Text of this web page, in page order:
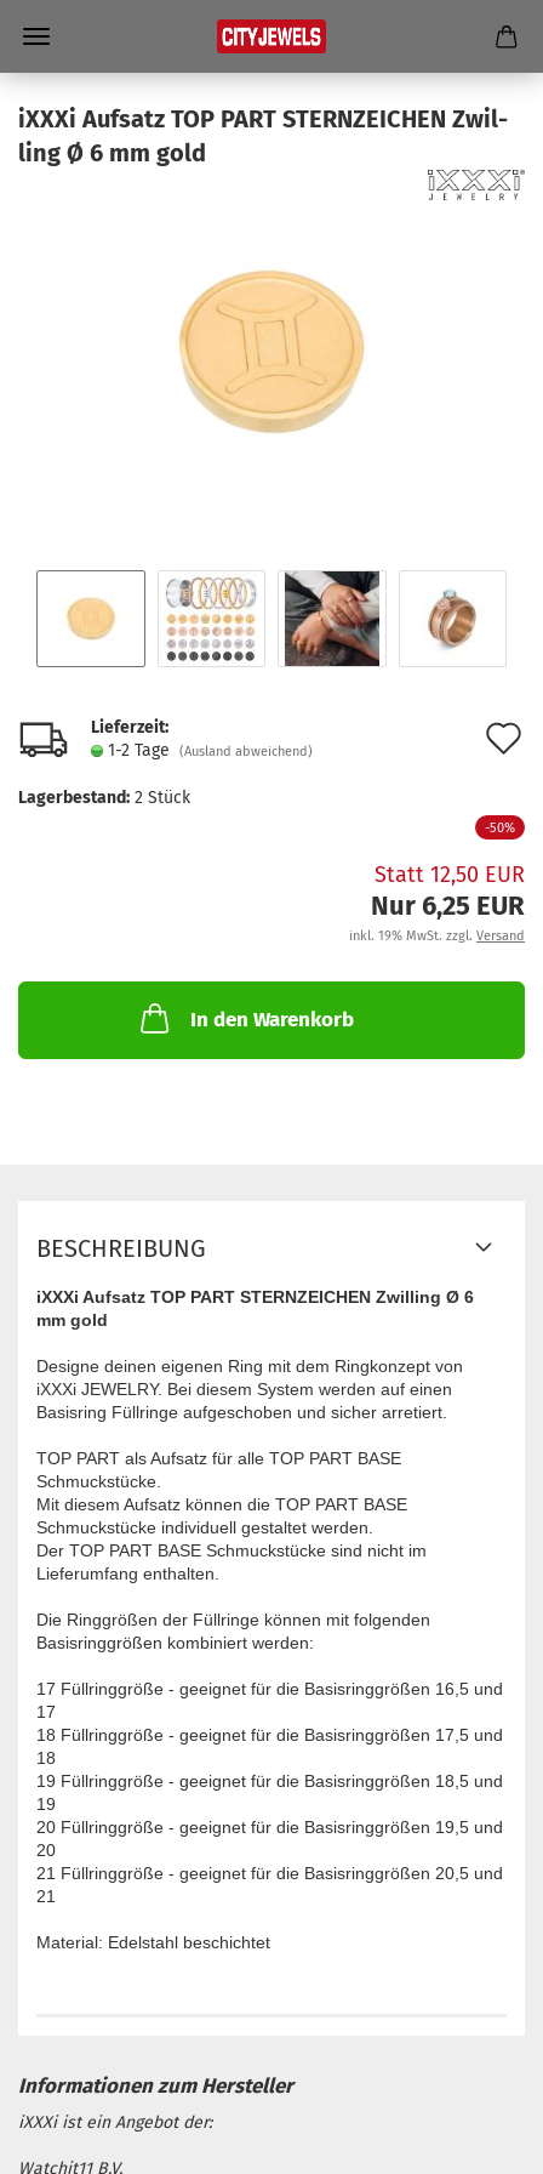
iXXXi Auf­satz TOP PART STERN­ZEI­CHEN Zwil­
ling Ø 6 mm gold
Lieferzeit:
1-2 Tage
(Ausland abweichend)
Lagerbestand: 2 Stück
-50%
Statt 12,50 EUR
Nur 6,25 EUR
inkl. 19% MwSt. zzgl. Versand
In den Warenkorb
BESCHREIBUNG
iXXXi Aufsatz TOP PART STERNZEICHEN Zwilling Ø 6
mm gold
Designe deinen eigenen Ring mit dem Ringkonzept von
iXXXi JEWELRY. Bei diesem System werden auf einen
Basisring Füllringe aufgeschoben und sicher arretiert.
TOP PART ​als Aufsatz für alle TOP PART BASE
Schmuckstücke.
Mit diesem Aufsatz können die TOP PART BASE
Schmuckstücke individuell gestaltet werden.
Der TOP PART BASE Schmuckstücke sind nicht im
Lieferumfang enthalten.
Die Ringgrößen der Füllringe können mit folgenden
Basisringgrößen kombiniert werden:
17 Füllringgröße - geeignet für die Basisringgrößen 16,5 und
17
18 Füllringgröße - geeignet für die Basisringgrößen 17,5 und
18
19 Füllringgröße - geeignet für die Basisringgrößen 18,5 und
19
20 Füllringgröße - geeignet für die Basisringgrößen 19,5 und
20
21 Füllringgröße - geeignet für die Basisringgrößen 20,5 und
21
Material: Edelstahl beschichtet
iXXXi ist ein Angebot der:
Watchit11 B.V.